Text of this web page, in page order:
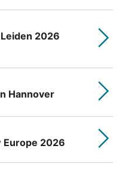
2026
Hannover
Europe 2026